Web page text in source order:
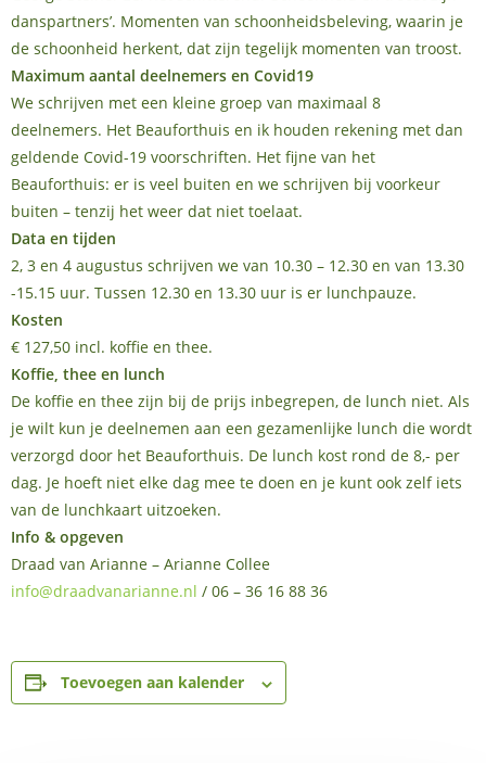
danspartners’. Momenten van schoonheidsbeleving, waarin je
de schoonheid herkent, dat zijn tegelijk momenten van troost.
Maximum aantal deelnemers en Covid19
We schrijven met een kleine groep van maximaal 8
deelnemers. Het Beauforthuis en ik houden rekening met dan
geldende Covid-19 voorschriften. Het fijne van het
Beauforthuis: er is veel buiten en we schrijven bij voorkeur
buiten – tenzij het weer dat niet toelaat.
Data en tijden
2, 3 en 4 augustus schrijven we van 10.30 – 12.30 en van 13.30
-15.15 uur. Tussen 12.30 en 13.30 uur is er lunchpauze.
Kosten
€ 127,50 incl. koffie en thee.
Koffie, thee en lunch
De koffie en thee zijn bij de prijs inbegrepen, de lunch niet. Als
je wilt kun je deelnemen aan een gezamenlijke lunch die wordt
verzorgd door het Beauforthuis. De lunch kost rond de 8,- per
dag. Je hoeft niet elke dag mee te doen en je kunt ook zelf iets
van de lunchkaart uitzoeken.
Info & opgeven
Draad van Arianne – Arianne Collee
info@draadvanarianne.nl / 06 – 36 16 88 36
Toevoegen aan kalender